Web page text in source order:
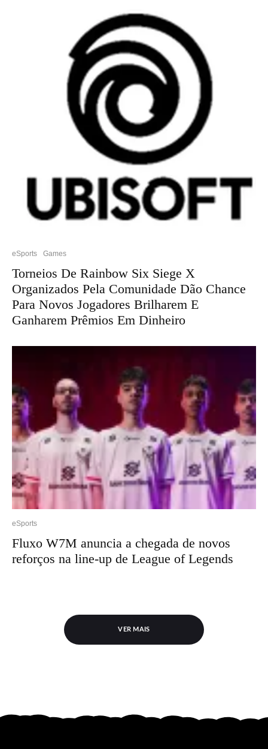
eSports Games
Torneios De Rainbow Six Siege X
Organizados Pela Comunidade Dão Chance
Para Novos Jogadores Brilharem E
Ganharem Prêmios Em Dinheiro
eSports
Fluxo W7M anuncia a chegada de novos
reforços na line-up de League of Legends
VER MAIS